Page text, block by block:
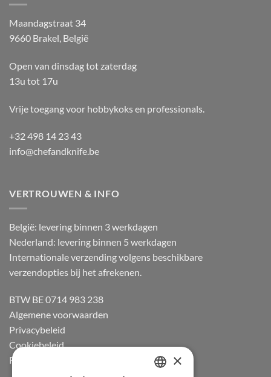
Maandagstraat 34
9660 Brakel, België
Open van dinsdag tot zaterdag
13u tot 17u
Vrije toegang voor hobbykoks en professionals.
+32 498 14 23 43
info@chefandknife.be
VERTROUWEN & INFO
België: levering binnen 3 werkdagen
Nederland: levering binnen 5 werkdagen
Internationale verzending volgens beschikbare
verzendopties bij het afrekenen.
BTW BE 0714 983 238
Algemene voorwaarden
Privacybeleid
Cookiebeleid
Retourneren
×